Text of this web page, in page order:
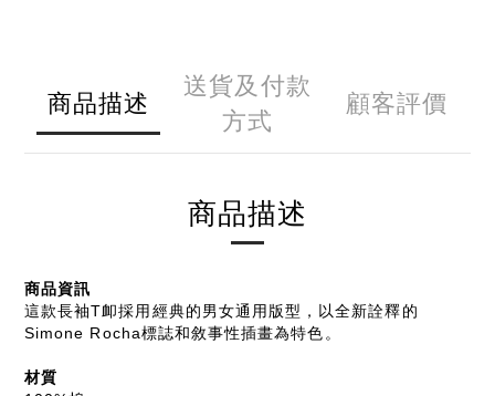
商品描述
送貨及付款
方式
顧客評價
商品描述
商品資訊
這款長袖T卹採用經典的男女通用版型，以全新詮釋的
Simone Rocha標誌和敘事性插畫為特色。
材質